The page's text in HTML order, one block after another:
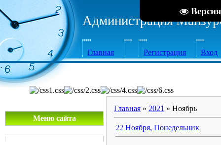
Администрация
Главная Регистрация
Вход
·
Меню сайта
Главная » 2021 » Ноябрь
22 Ноября, Понедельник